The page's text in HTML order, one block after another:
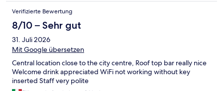
Verifizierte Bewertung
8/10 – Sehr gut
31. Juli 2026
Mit Google übersetzen
Central location close to the city centre, Roof top bar really nice
Welcome drink appreciated WiFi not working without key
inserted Staff very polite